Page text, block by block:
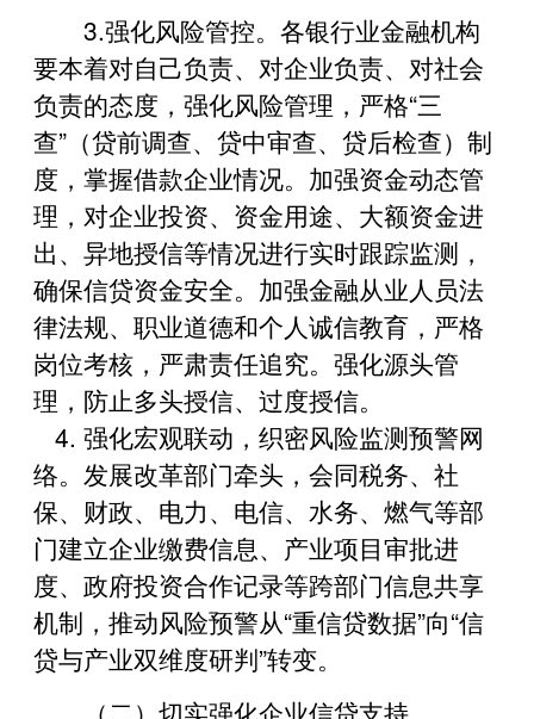
3.强化风险管控。各银行业金融机构
要本着对自己负责、对企业负责、对社会
负责的态度，强化风险管理，严格“三
查”（贷前调查、贷中审查、贷后检查）制
度，掌握借款企业情况。加强资金动态管
理，对企业投资、资金用途、大额资金进
出、异地授信等情况进行实时跟踪监测，
确保信贷资金安全。加强金融从业人员法
律法规、职业道德和个人诚信教育，严格
岗位考核，严肃责任追究。强化源头管
理，防止多头授信、过度授信。
4. 强化宏观联动，织密风险监测预警网
络。发展改革部门牵头，会同税务、社
保、财政、电力、电信、水务、燃气等部
门建立企业缴费信息、产业项目审批进
度、政府投资合作记录等跨部门信息共享
机制，推动风险预警从“重信贷数据”向“信
贷与产业双维度研判”转变。
（二）切实强化企业信贷支持